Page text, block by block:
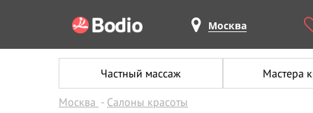
Москва
Частный массаж Мастера
Москва Салоны красоты